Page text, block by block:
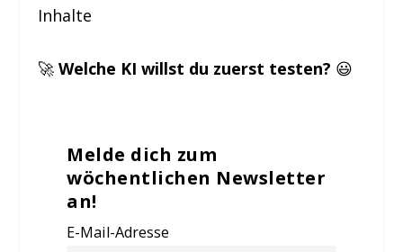
Inhalte
🚀Welche KI willst du zuerst testen? 😃
Melde dich zum
wöchentlichen Newsletter
an!
E-Mail-Adresse